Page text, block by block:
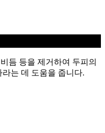
듬 등을 제거하여 두피의
는 데 도움을 줍니다.